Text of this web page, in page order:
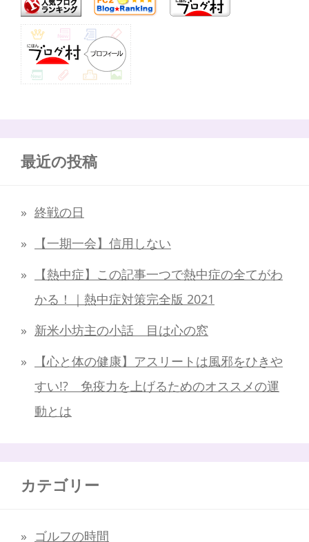
最近の投稿
終戦の日
【一期一会】信用しない
【熱中症】この記事一つで熱中症の全てがわ
かる！｜熱中症対策完全版 2021
新米小坊主の小話 目は心の窓
【心と体の健康】アスリートは風邪をひきや
すい!? 免疫力を上げるためのオススメの運
動とは
カテゴリー
ゴルフの時間